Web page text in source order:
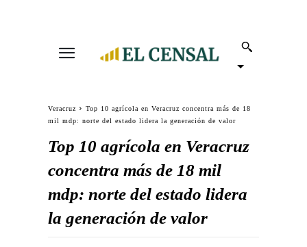
Veracruz
Top 10 agrícola en Veracruz concentra más de 18
mil mdp: norte del estado lidera la generación de valor
Top 10 agrícola en Veracruz
concentra más de 18 mil
mdp: norte del estado lidera
la generación de valor